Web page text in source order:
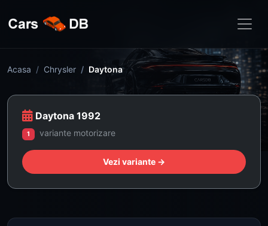
Acasa Chrysler Daytona
Daytona 1992
1 variante motorizare
Vezi variante →